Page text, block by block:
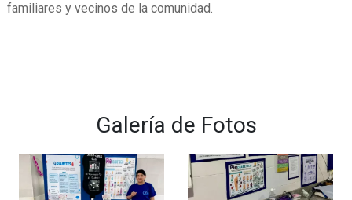
familiares y vecinos de la comunidad.
Galería de Fotos